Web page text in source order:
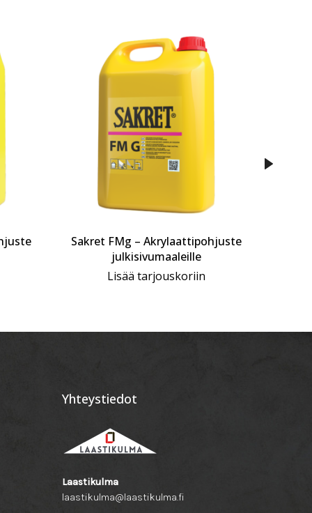
Sakret FMg – Akrylaattipohjuste
julkisivumaaleille
Lisää tarjouskoriin
Yhteystiedot
Laastikulma
laastikulma@laastikulma.fi